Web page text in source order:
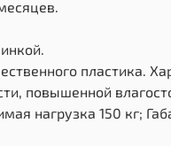
пластика.
повышенной
нагрузка 150 кг;